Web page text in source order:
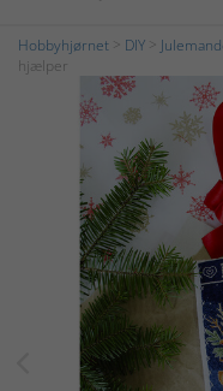
Hobbyhjørnet DIY
hjælper